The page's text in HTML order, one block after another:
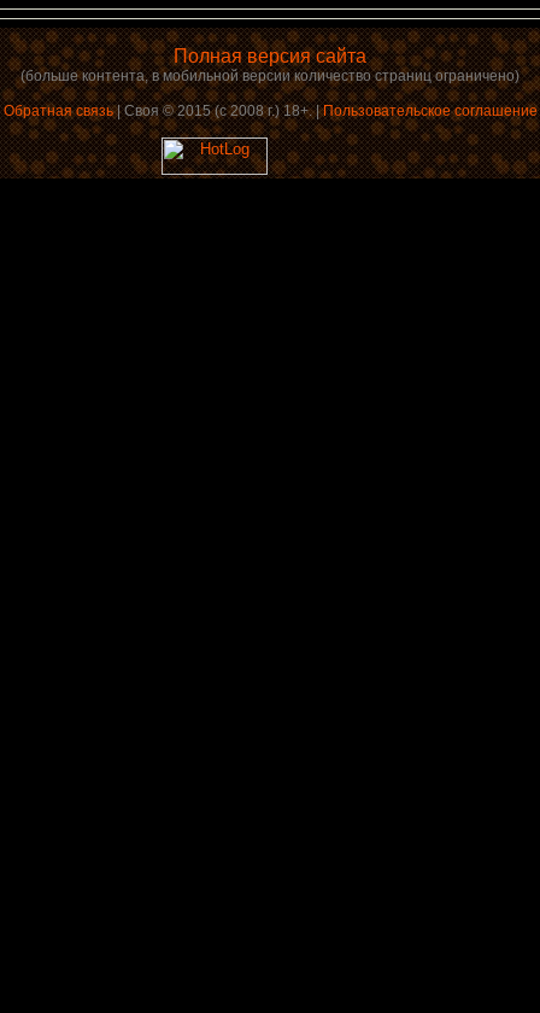
Полная версия сайта
(больше контента, в мобильной версии количество страниц ограничено)
Обратная связь| Своя © 2015 (с 2008 г.) 18+. |Пользовательское соглашение